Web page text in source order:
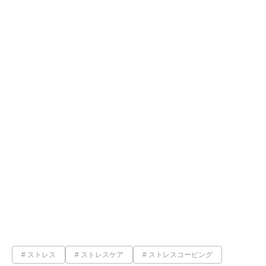
ストレス ストレスケア ストレスコーピング